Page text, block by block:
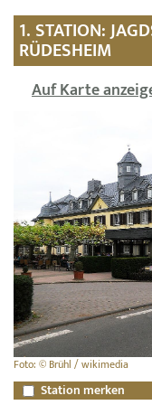
1. STATION:
RÜDESHEIM
Auf Karte
Foto: © Brühl / wikimedia
Station merken